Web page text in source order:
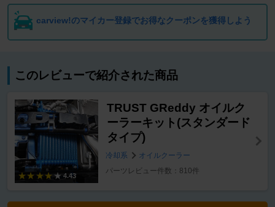
carview!のマイカー登録でお得なクーポンを獲得しよう
このレビューで紹介された商品
4.43
TRUST GReddy オイルク
ーラーキット(スタンダード
タイプ)
冷却系
オイルクーラー
パーツレビュー件数：810件